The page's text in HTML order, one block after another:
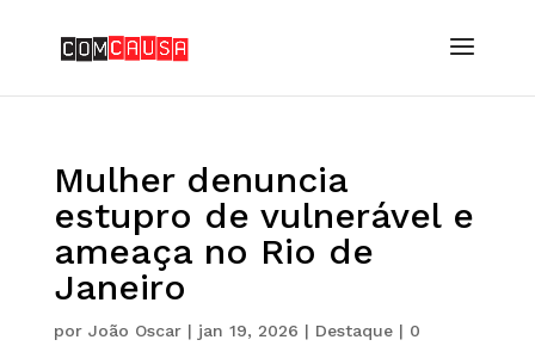
Mulher denuncia
estupro de vulnerável e
ameaça no Rio de
Janeiro
por João Oscar| jan 19, 2026 | Destaque| 0